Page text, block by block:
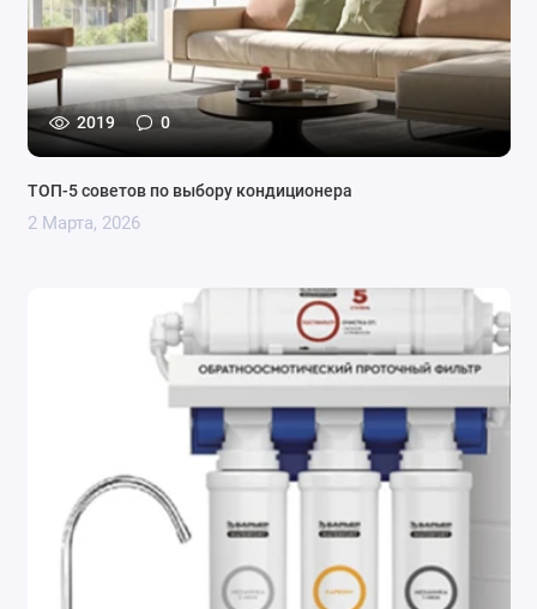
2019 0
ТОП-5 советов по выбору кондиционера
2 Марта, 2026